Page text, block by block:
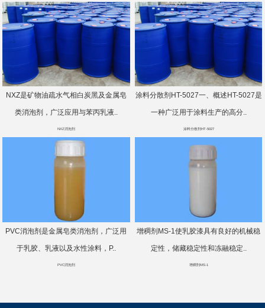
NXZ是矿物油疏水气相白炭黑及金属皂
类消泡剂，广泛应用与苯丙乳液..
NXZ消泡剂
涂料分散剂HT-5027一、概述HT-5027是
一种广泛用于涂料生产的高分..
涂料分散剂HT-5027
PVC消泡剂是金属皂类消泡剂，广泛用
于乳胶、乳液以及水性涂料，P..
PVC消泡剂
增稠剂MS-1使乳胶漆具有良好的机械稳
定性，储藏稳定性和冻融稳定..
增稠剂MS-1